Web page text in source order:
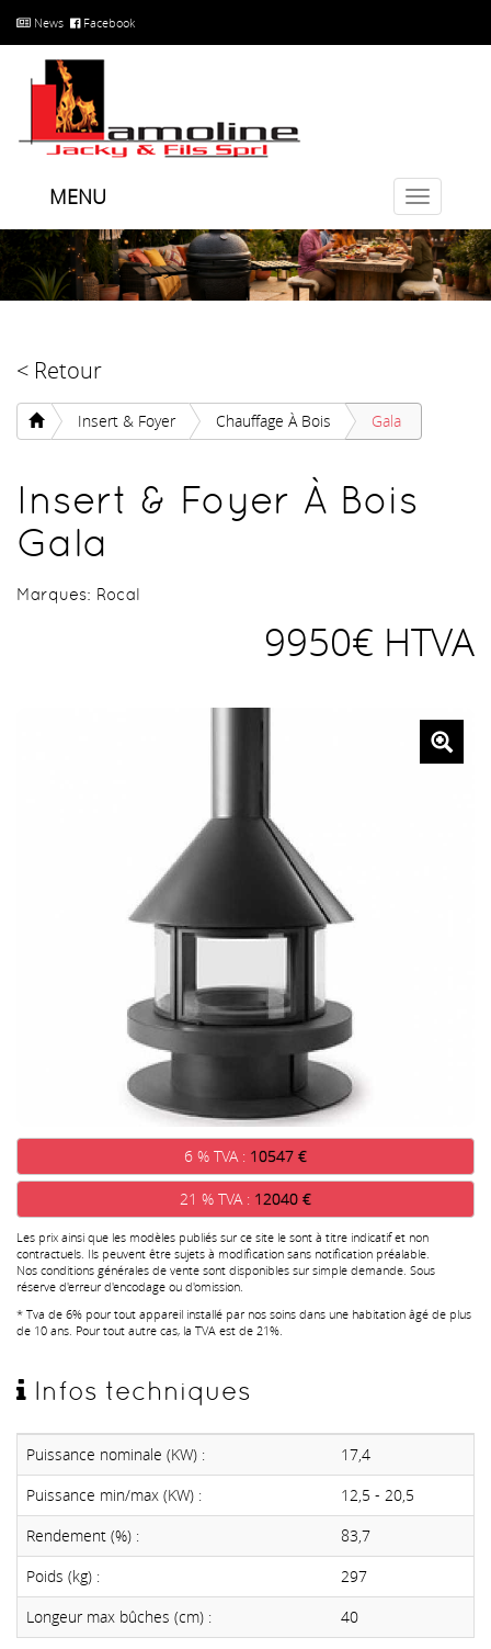
News Facebook
Toggle
MENU
< Retour
Insert & Foyer Chauffage À Bois Gala
Insert & Foyer À Bois
Gala
Marques: Rocal
9950€ HTVA
6 % TVA : 10547 €
21 % TVA : 12040 €
Les prix ainsi que les modèles publiés sur ce site le sont à titre indicatif et non
contractuels. Ils peuvent être sujets à modification sans notification préalable.
Nos conditions générales de vente sont disponibles sur simple demande. Sous
réserve d'erreur d'encodage ou d'omission.
* Tva de 6% pour tout appareil installé par nos soins dans une habitation âgé de plus
de 10 ans. Pour tout autre cas, la TVA est de 21%.
Infos techniques
Puissance nominale (KW) :
17,4
Puissance min/max (KW) :
12,5 - 20,5
Rendement (%) :
83,7
Poids (kg) :
297
Longeur max bûches (cm) :
40